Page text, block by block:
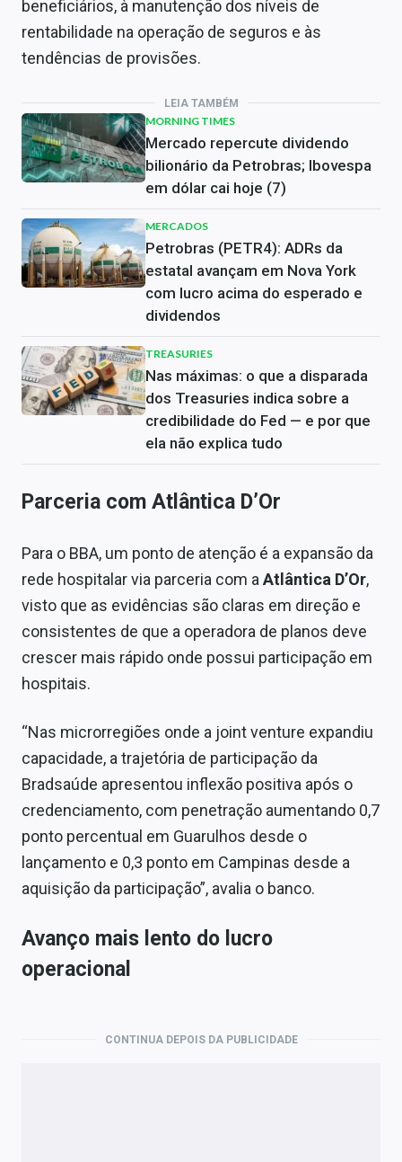
beneficiários, à manutenção dos níveis de
rentabilidade na operação de seguros e às
tendências de provisões.
LEIA TAMBÉM
MORNING TIMES
Mercado repercute dividendo
bilionário da Petrobras; Ibovespa
em dólar cai hoje (7)
MERCADOS
Petrobras (PETR4): ADRs da
estatal avançam em Nova York
com lucro acima do esperado e
dividendos
TREASURIES
Nas máximas: o que a disparada
dos Treasuries indica sobre a
credibilidade do Fed — e por que
ela não explica tudo
Parceria com Atlântica D’Or
Para o BBA, um ponto de atenção é a expansão da
rede hospitalar via parceria com a Atlântica D’Or,
visto que as evidências são claras em direção e
consistentes de que a operadora de planos deve
crescer mais rápido onde possui participação em
hospitais.
“Nas microrregiões onde a joint venture expandiu
capacidade, a trajetória de participação da
Bradsaúde apresentou inflexão positiva após o
credenciamento, com penetração aumentando 0,7
ponto percentual em Guarulhos desde o
lançamento e 0,3 ponto em Campinas desde a
aquisição da participação”, avalia o banco.
Avanço mais lento do lucro
operacional
CONTINUA DEPOIS DA PUBLICIDADE